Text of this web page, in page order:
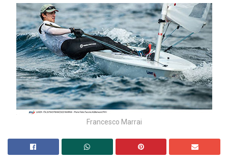
Francesco Marrai